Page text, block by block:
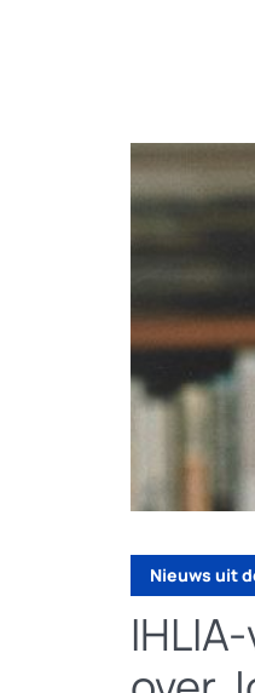
Nieuws uit